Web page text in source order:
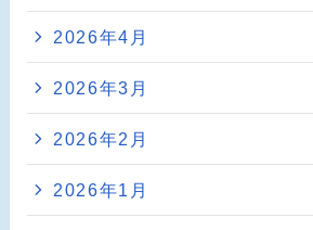
2026年4月
2026年3月
2026年2月
2026年1月